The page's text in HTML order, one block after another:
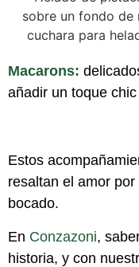
Macarons:
añadir un toque
Estos
resaltan el amor
bocado.
En Conzazoni,
historia, y con